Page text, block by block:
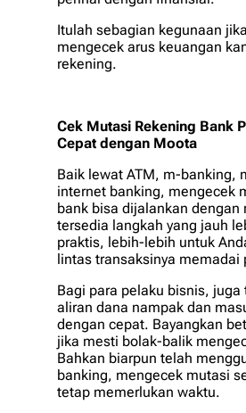
Itulah sebagian kegunaan
mengecek arus keuangan
rekening.
Cek Mutasi Rekening Bank
Cepat dengan Moota
Baik lewat ATM, m-banking,
internet banking, mengecek
bank bisa dijalankan dengan
tersedia langkah yang jauh
praktis, lebih-lebih untuk
lintas transaksinya memadai
Bagi para pelaku bisnis, juga
aliran dana nampak dan
dengan cepat. Bayangkan
jika mesti bolak-balik
Bahkan biarpun telah
banking, mengecek mutasi
tetap memerlukan waktu.